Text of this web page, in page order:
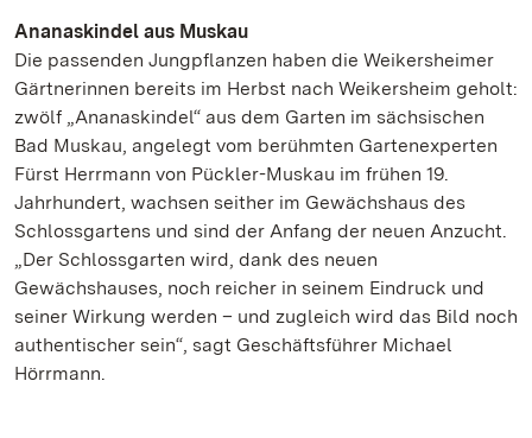
Ananaskindel aus Muskau
Die passenden Jungpflanzen haben die Weikersheimer
Gärtnerinnen bereits im Herbst nach Weikersheim geholt:
zwölf „Ananaskindel“ aus dem Garten im sächsischen
Bad Muskau, angelegt vom berühmten Gartenexperten
Fürst Herrmann von Pückler-Muskau im frühen 19.
Jahrhundert, wachsen seither im Gewächshaus des
Schlossgartens und sind der Anfang der neuen Anzucht.
„Der Schlossgarten wird, dank des neuen
Gewächshauses, noch reicher in seinem Eindruck und
seiner Wirkung werden – und zugleich wird das Bild noch
authentischer sein“, sagt Geschäftsführer Michael
Hörrmann.